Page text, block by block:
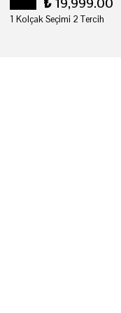
1 Kolçak Seçimi 2 Tercih